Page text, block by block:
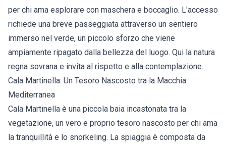
per chi ama esplorare con maschera e boccaglio. L'accesso
richiede una breve passeggiata attraverso un sentiero
immerso nel verde, un piccolo sforzo che viene
ampiamente ripagato dalla bellezza del luogo. Qui la natura
regna sovrana e invita al rispetto e alla contemplazione.
Cala Martinella: Un Tesoro Nascosto tra la Macchia
Mediterranea
Cala Martinella è una piccola baia incastonata tra la
vegetazione, un vero e proprio tesoro nascosto per chi ama
la tranquillità e lo snorkeling. La spiaggia è composta da